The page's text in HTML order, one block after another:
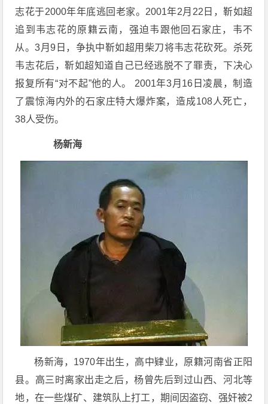
志花于2000年年底逃回老家。2001年2月22日，靳如超
追到韦志花的原籍云南，强迫韦跟他回石家庄，韦不
从。3月9日，争执中靳如超用柴刀将韦志花砍死。杀死
韦志花后，靳如超知道自己已经逃脱不了罪责，下决心
报复所有“对不起”他的人。 2001年3月16日凌晨，制造
了震惊海内外的石家庄特大爆炸案，造成108人死亡，
38人受伤。
杨新海
杨新海，1970年出生，高中肄业，原籍河南省正阳
县。高三时离家出走之后，杨曾先后到过山西、河北等
地，在一些煤矿、建筑队上打工，期间因盗窃、强奸被2